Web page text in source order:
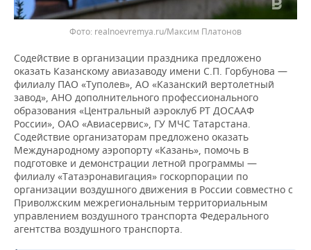
Фото: realnoevremya.ru/Максим Платонов
Содействие в организации праздника предложено
оказать Казанскому авиазаводу имени С.П. Горбунова —
филиалу ПАО «Туполев», АО «Казанский вертолетный
завод», АНО дополнительного профессионального
образования «Центральный аэроклуб РТ ДОСААФ
России», ОАО «Авиасервис», ГУ МЧС Татарстана.
Содействие организаторам предложено оказать
Международному аэропорту «Казань», помочь в
подготовке и демонстрации летной программы —
филиалу «Татаэронавигация» госкорпорации по
организации воздушного движения в России совместно с
Приволжским межрегиональным территориальным
управлением воздушного транспорта Федерального
агентства воздушного транспорта.